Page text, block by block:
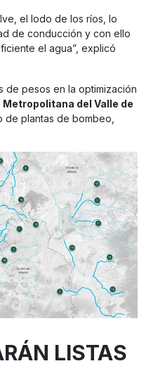
el lodo de los ríos, lo
de conducción y con ello
el agua”, explicó
de pesos en la optimización
Metropolitana del Valle de
de plantas de bombeo,
LISTAS